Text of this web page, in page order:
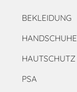
BEKLEIDUNG
HANDSCHUHE
HAUTSCHUTZ
PSA